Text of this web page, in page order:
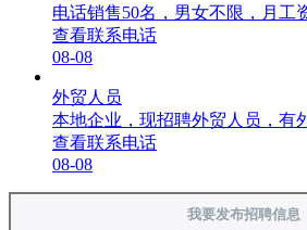
电话销售50名，男女不限，月工
查看联系电话
08-08
外贸人员
本地企业，现招聘外贸人员，有
查看联系电话
08-08
我要发布招聘信息